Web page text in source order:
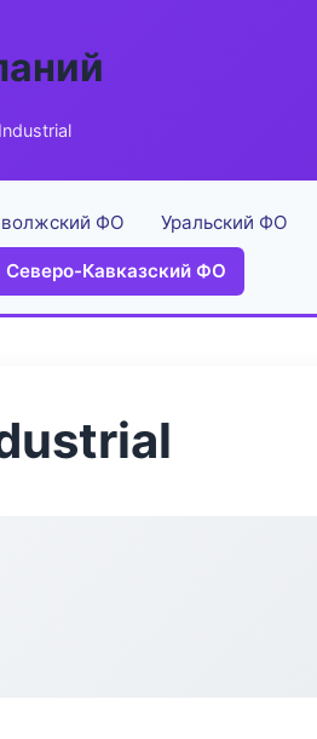
ФО Уральский ФО
Северо-Кавказский ФО